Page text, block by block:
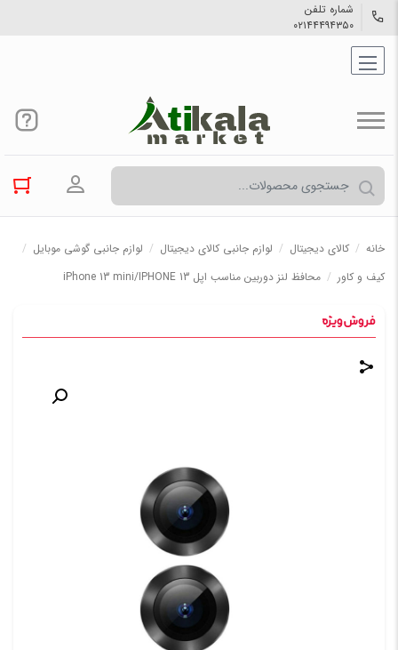
شماره تلفن
۰۲۱۴۴۴۹۴۳۵۰
ورود به
خانه / کالاي دیجیتال / لوازم جانبی کالای دیجیتال / لوازم جانبی گوشی موبایل /
کیف و کاور / محافظ لنز دوربین مناسب اپل iPhone 13 mini/IPHONE 13